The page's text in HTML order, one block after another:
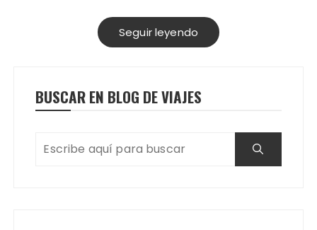
Seguir leyendo
BUSCAR EN BLOG DE VIAJES